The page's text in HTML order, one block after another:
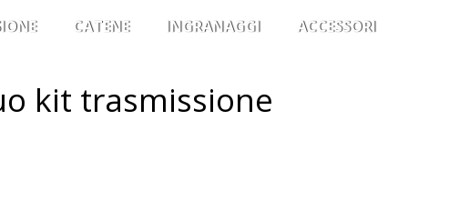
CATENE INGRANAGGI ACCESSORI
kit trasmissione